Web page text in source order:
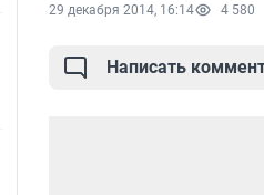
29 декабря 2014, 16:14 4 580
Написать